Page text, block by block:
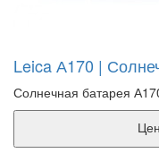
Leica А170 |
Солнечная батарея